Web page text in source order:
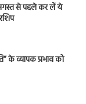
अगस्त से पहले कर लें ये
के व्यापक प्रभाव को